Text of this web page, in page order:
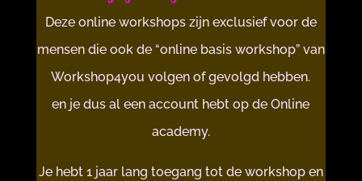
Deze online workshops zijn exclusief voor de
mensen die ook de “online basis workshop” van
Workshop4you volgen of gevolgd hebben.
en je dus al een account hebt op de Online
academy.
Je hebt 1 jaar lang toegang tot de workshop en